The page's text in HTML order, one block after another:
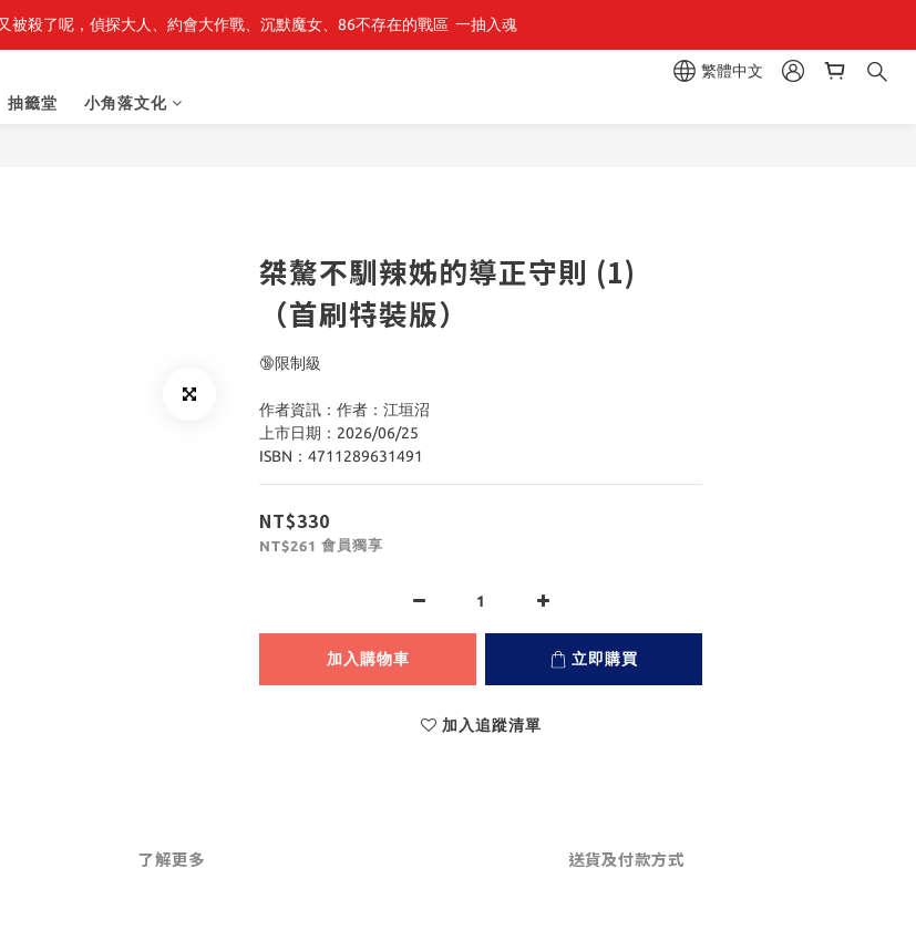
最新開賣🔥「全知讀者視角」 周邊商品
被殺了呢，偵探大人、約會大作戰、沉默魔女、86不存在的戰區  一抽入魂
繁體中文
抽籤堂 小角落文化
桀驁不馴辣姊的導正守則 (1)
（首刷特裝版）
🔞限制級
作者資訊：作者：江垣沼
上市日期：2026/06/25
ISBN：4711289631491
NT$330
NT$261 會員獨享
加入購物車 立即購買
加入追蹤清單
了解更多 送貨及付款方式